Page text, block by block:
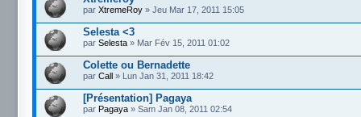
par XtremeRoy » Jeu Mar 17, 2011 15:05
Selesta <3
par Selesta » Mar Fév 15, 2011 01:02
Colette ou Bernadette
par Call » Lun Jan 31, 2011 18:42
[Présentation] Pagaya
par Pagaya » Sam Jan 08, 2011 02:54